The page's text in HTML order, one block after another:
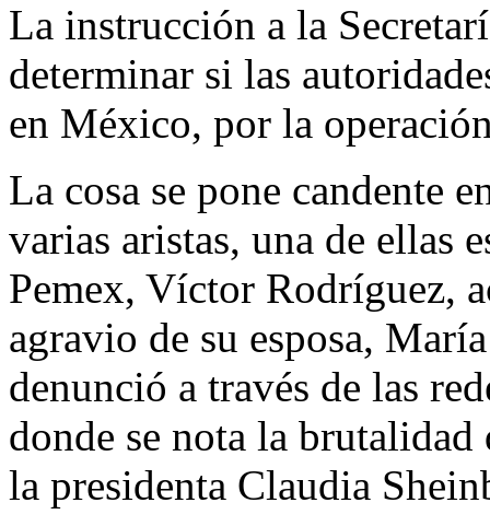
La instrucción a la
determinar si las
en México, por la
La cosa se pone candente
varias aristas, una de ellas
Pemex, Víctor Rodríguez,
agravio de su esposa,
denunció a través de las
donde se nota la brutalidad
la presidenta Claudia